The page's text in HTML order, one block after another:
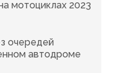
мотоциклах 2023
очередей
автодроме